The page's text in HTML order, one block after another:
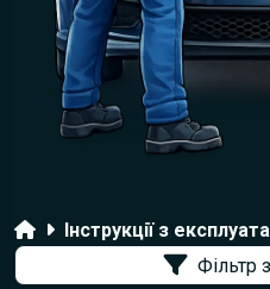
ГоловнаІнструкції з
Фільтр